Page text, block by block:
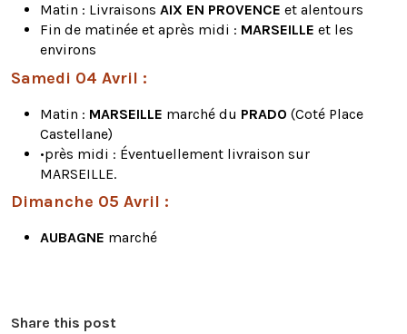
Matin : Livraisons AIX EN PROVENCE et alentours
Fin de matinée et après midi : MARSEILLE et les
environs
Samedi 04 Avril :
Matin : MARSEILLE marché du PRADO (Coté Place
Castellane)
•près midi : Éventuellement livraison sur
MARSEILLE.
Dimanche 05 Avril :
AUBAGNE marché
Share this post